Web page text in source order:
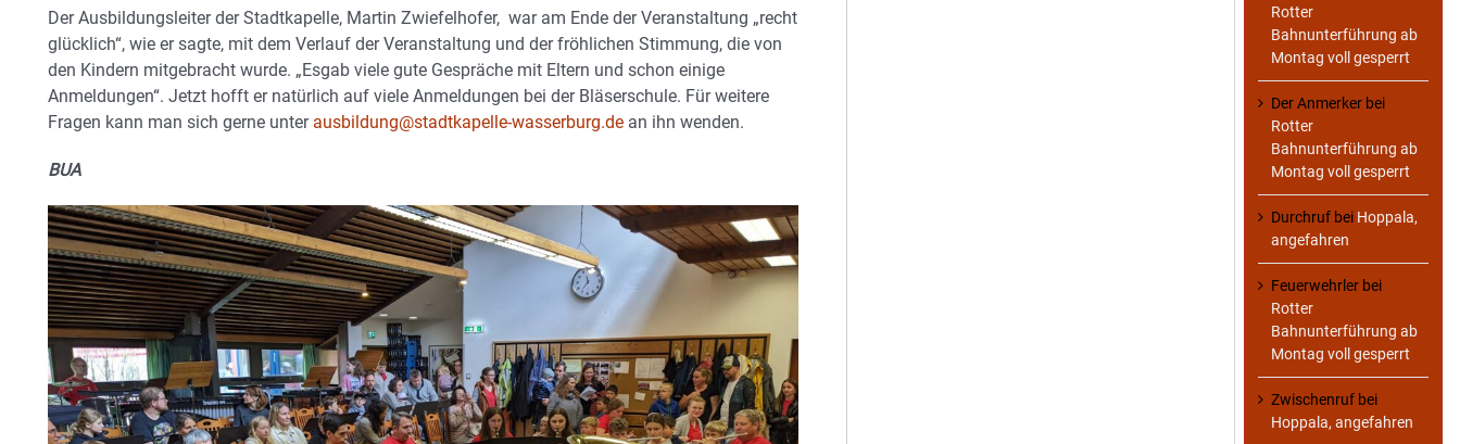
Der Ausbildungsleiter der Stadtkapelle, Martin Zwiefelhofer, war am Ende der Veranstaltung „recht
glücklich“, wie er sagte, mit dem Verlauf der Veranstaltung und der fröhlichen Stimmung, die von
den Kindern mitgebracht wurde. „Esgab viele gute Gespräche mit Eltern und schon einige
Anmeldungen“. Jetzt hofft er natürlich auf viele Anmeldungen bei der Bläserschule. Für weitere
Fragen kann man sich gerne unter ausbildung@stadtkapelle-wasserburg.de an ihn wenden.
BUA
Rotter
Bahnunterführung ab
Montag voll gesperrt
Der Anmerker bei
Rotter
Bahnunterführung ab
Montag voll gesperrt
Durchruf bei Hoppala,
angefahren
Feuerwehrler bei
Rotter
Bahnunterführung ab
Montag voll gesperrt
Zwischenruf bei
Hoppala, angefahren